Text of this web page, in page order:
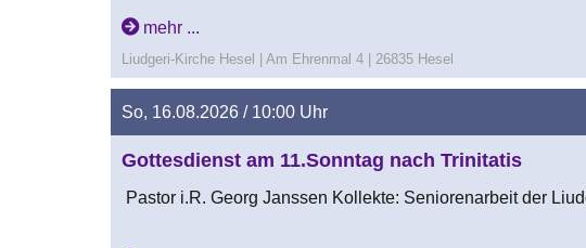
mehr ...
Liudgeri-Kirche Hesel | Am Ehrenmal 4 | 26835 Hesel
So, 16.08.2026 / 10:00 Uhr
Gottesdienst am 11.Sonntag nach Trinitatis
Pastor i.R. Georg Janssen Kollekte: Seniorenarbeit der